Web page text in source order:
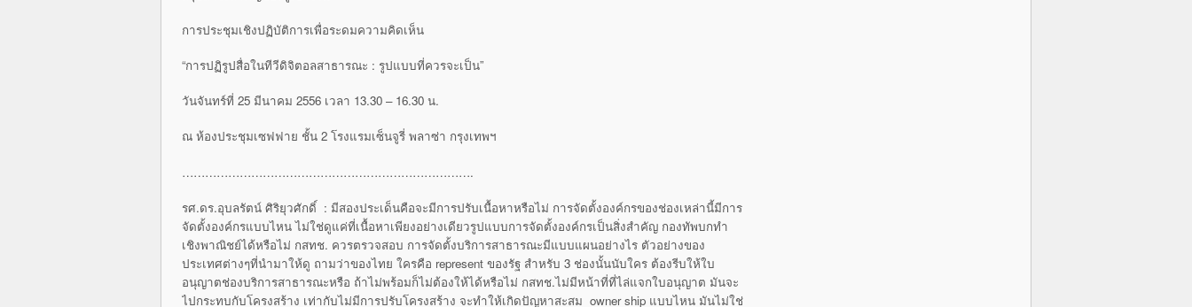
การประชุมเชิงปฏิบัติการเพื่อระดมความคิดเห็น
“การปฏิรูปสื่อในทีวีดิจิตอลสาธารณะ : รูปแบบที่ควรจะเป็น”
วันจันทร์ที่ 25 มีนาคม 2556 เวลา 13.30 – 16.30 น.
ณ ห้องประชุมเซฟฟาย ชั้น 2 โรงแรมเซ็นจูรี่ พลาซ่า กรุงเทพฯ
………………………………………………………………….
รศ.ดร.อุบลรัตน์ ศิริยุวศักดิ์ : มีสองประเด็นคือจะมีการปรับเนื้อหาหรือไม่ การจัดตั้งองค์กรของช่องเหล่านี้มีการ
จัดตั้งองค์กรแบบไหน ไม่ใช่ดูแค่ที่เนื้อหาเพียงอย่างเดียวรูปแบบการจัดตั้งองค์กรเป็นสิ่งสำคัญ กองทัพบกทำ
เชิงพาณิชย์ได้หรือไม่ กสทช. ควรตรวจสอบ การจัดตั้งบริการสาธารณะมีแบบแผนอย่างไร ตัวอย่างของ
ประเทศต่างๆที่นำมาให้ดู ถามว่าของไทย ใครคือ represent ของรัฐ สำหรับ 3 ช่องนั้นนับใคร ต้องรีบให้ใบ
อนุญาตช่องบริการสาธารณะหรือ ถ้าไม่พร้อมก็ไม่ต้องให้ได้หรือไม่ กสทช.ไม่มีหน้าที่ที่ไล่แจกใบอนุญาต มันจะ
ไปกระทบกับโครงสร้าง เท่ากับไม่มีการปรับโครงสร้าง จะทำให้เกิดปัญหาสะสม owner ship แบบไหน มันไม่ใช่